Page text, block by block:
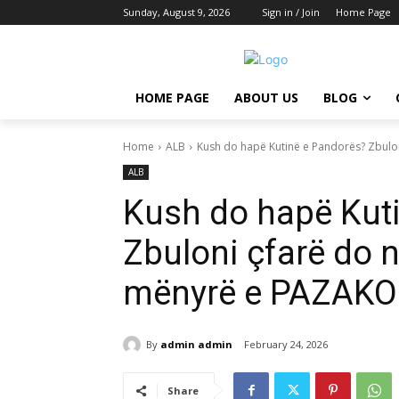
Sunday, August 9, 2026 Sign in / Join Home Page
HOME PAGE ABOUT US BLOG
Home ALB Kush do hapë Kutinë e Pandorës?
ALB
Kush do hapë
Zbuloni çfarë do
mënyrë e
By admin admin February 24, 2026
Share